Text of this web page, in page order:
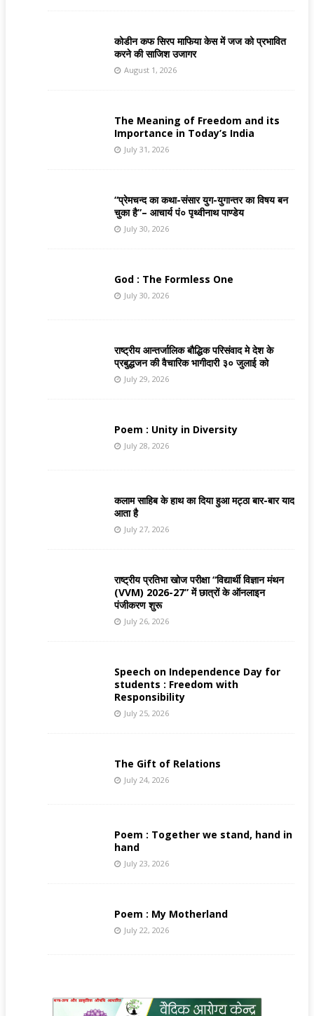
कोडीन कफ सिरप माफिया केस में जज को प्रभावित
करने की साजिश उजागर
August 1, 2026
The Meaning of Freedom and its
Importance in Today’s India
July 31, 2026
“प्रेमचन्द का कथा-संसार युग-युगान्तर का विषय बन
चुका है”– आचार्य पं० पृथ्वीनाथ पाण्डेय
July 30, 2026
God : The Formless One
July 30, 2026
राष्ट्रीय आन्तर्जालिक बौद्धिक परिसंवाद मे देश के
प्रबुद्धजन की वैचारिक भागीदारी ३० जुलाई को
July 29, 2026
Poem : Unity in Diversity
July 28, 2026
कलाम साहिब के हाथ का दिया हुआ मट्ठा बार-बार याद
आता है
July 27, 2026
राष्ट्रीय प्रतिभा खोज परीक्षा “विद्यार्थी विज्ञान मंथन
(VVM) 2026-27” में छात्रों के ऑनलाइन
पंजीकरण शुरू
July 26, 2026
Speech on Independence Day for
students : Freedom with
Responsibility
July 25, 2026
The Gift of Relations
July 24, 2026
Poem : Together we stand, hand in
hand
July 23, 2026
Poem : My Motherland
July 22, 2026